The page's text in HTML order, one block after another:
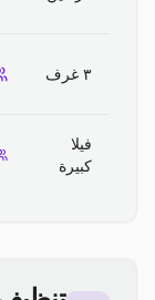
٣ غرف
فيلا
كبيرة